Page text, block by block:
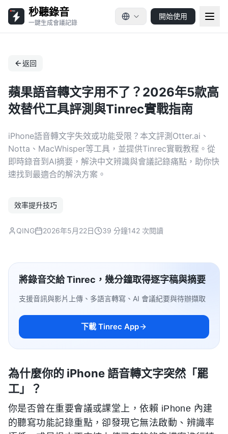
秒聽錄音
一鍵生成會議記錄
開始使用
返回
蘋果語音轉文字用不了？2026年5款高
效替代工具評測與Tinrec實戰指南
iPhone語音轉文字失效或功能受限？本文評測Otter.ai、
Notta、MacWhisper等工具，並提供Tinrec實戰教程。從
即時錄音到AI摘要，解決中文辨識與會議記錄痛點，助你快
速找到最適合的解決方案。
效率提升技巧
QING 2026年5月22日 39 分鐘142 次閱讀
將錄音交給 Tinrec，幾分鐘取得逐字稿與摘要
支援音訊與影片上傳、多語言轉寫、AI 會議紀要與待辦擷取
下載 Tinrec App
為什麼你的 iPhone 語音轉文字突然「罷
工」？
你是否曾在重要會議或課堂上，依賴 iPhone 內建
的聽寫功能記錄重點，卻發現它無法啟動、辨識率